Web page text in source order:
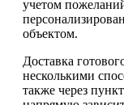
учетом
объектом.
Доставка
несколькими
также через